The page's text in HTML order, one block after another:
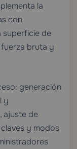
la
con
superficie de
bruta y
generación
y
ajuste de
y modos